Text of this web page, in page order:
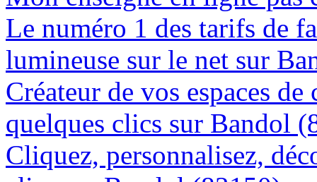
Le numéro 1 des tarifs de
lumineuse sur le net sur
Créateur de vos espaces
quelques clics sur Bandol
Cliquez, personnalisez,